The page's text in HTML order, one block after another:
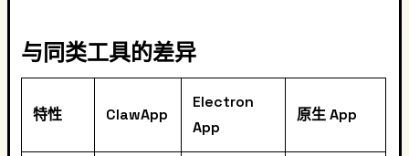
与同类工具的差异
特性 ClawApp
Electron
App
原生 App